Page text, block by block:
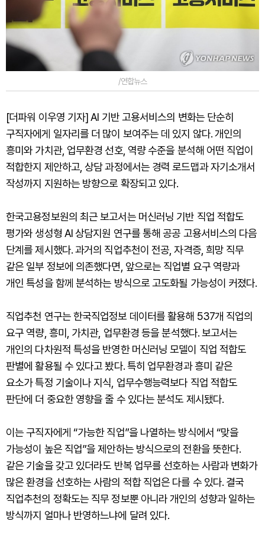
/연합뉴스
[더파워 이우영 기자] AI 기반 고용서비스의 변화는 단순히
구직자에게 일자리를 더 많이 보여주는 데 있지 않다. 개인의
흥미와 가치관, 업무환경 선호, 역량 수준을 분석해 어떤 직업이
적합한지 제안하고, 상담 과정에서는 경력 로드맵과 자기소개서
작성까지 지원하는 방향으로 확장되고 있다.
한국고용정보원의 최근 보고서는 머신러닝 기반 직업 적합도
평가와 생성형 AI 상담지원 연구를 통해 공공 고용서비스의 다음
단계를 제시했다. 과거의 직업추천이 전공, 자격증, 희망 직무
같은 일부 정보에 의존했다면, 앞으로는 직업별 요구 역량과
개인 특성을 함께 분석하는 방식으로 고도화될 가능성이 커졌다.
직업추천 연구는 한국직업정보 데이터를 활용해 537개 직업의
요구 역량, 흥미, 가치관, 업무환경 등을 분석했다. 보고서는
개인의 다차원적 특성을 반영한 머신러닝 모델이 직업 적합도
판별에 활용될 수 있다고 봤다. 특히 업무환경과 흥미 같은
요소가 특정 기술이나 지식, 업무수행능력보다 직업 적합도
판단에 더 중요한 영향을 줄 수 있다는 분석도 제시됐다.
이는 구직자에게 “가능한 직업”을 나열하는 방식에서 “맞을
가능성이 높은 직업”을 제안하는 방식으로의 전환을 뜻한다.
같은 기술을 갖고 있더라도 반복 업무를 선호하는 사람과 변화가
많은 환경을 선호하는 사람의 적합 직업은 다를 수 있다. 결국
직업추천의 정확도는 직무 정보뿐 아니라 개인의 성향과 일하는
방식까지 얼마나 반영하느냐에 달려 있다.